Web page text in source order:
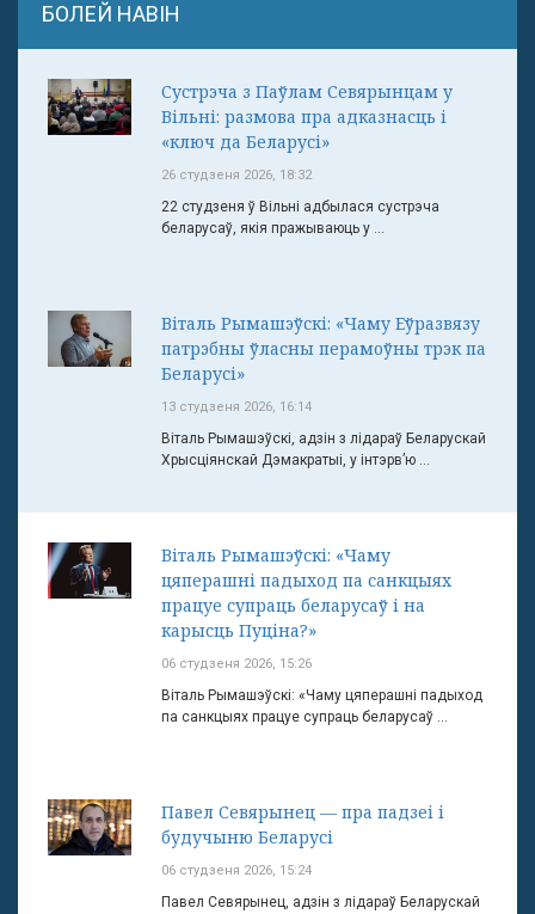
БОЛЕЙ НАВІН
Сустрэча з Паўлам Севярынцам у
Вільні: размова пра адказнасць і
«ключ да Беларусі»
26 студзеня 2026, 18:32
22 студзеня ў Вільні адбылася сустрэча
беларусаў, якія пражываюць у ...
Віталь Рымашэўскі: «Чаму Еўразвязу
патрэбны ўласны перамоўны трэк па
Беларусі»
13 студзеня 2026, 16:14
Віталь Рымашэўскі, адзін з лідараў Беларускай
Хрысціянскай Дэмакратыі, у інтэрв’ю ...
Віталь Рымашэўскі: «Чаму
цяперашні падыход па санкцыях
працуе супраць беларусаў і на
карысць Пуціна?»
06 студзеня 2026, 15:26
Віталь Рымашэўскі: «Чаму цяперашні падыход
па санкцыях працуе супраць беларусаў ...
Павел Севярынец — пра падзеі і
будучыню Беларусі
06 студзеня 2026, 15:24
Павел Севярынец, адзін з лідараў Беларускай